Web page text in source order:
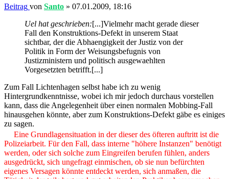
Politik in Form der Weisungsbefugnis von
Vorgesetzten betrifft.[...]
Zum Fall Lichtenhagen selbst habe ich zu wenig
Hintergrundkenntnisse, wobei ich mir jedoch durchaus vorstellen
kann, dass die Angelegenheit über einen normalen Mobbing-Fall
hinausgehen könnte, aber zum Konstruktions-Defekt gäbe es einiges
Eine Grundlagensituation in der dieser des öfteren auftritt ist die
Polizeiarbeit. Für den Fall, dass interne "höhere Instanzen" benötigt
werden, oder sich solche zum Eingreifen berufen fühlen, anders
ausgedrückt, sich ungefragt einmischen, ob sie nun befürchten
eigenes Versagen könnte entdeckt werden, sich anmaßen, die
Tätigkeit der teils hart und gut arbeitenden Praktiker besser machen
zu können, oder sich und ihre Position einfach nur in Erinnerung
bringen möchten, etc., versandet die sonst gut und erfolgreich
abschließbare Polizeiarbeit häufig auf der politischen Ebene, wo
dann das Ursprungsproblem nur noch von peripherer Bedeutung ist